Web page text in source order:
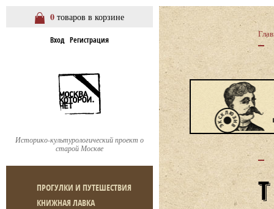
0 товаров в корзине
Вход Регистрация
Историко-культурологический проект о
старой Москве
ПРОГУЛКИ И ПУТЕШЕСТВИЯ
КНИЖНАЯ ЛАВКА